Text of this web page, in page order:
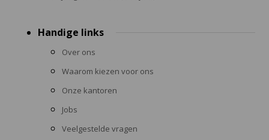
Handige links
Over ons
Waarom kiezen voor ons
Onze kantoren
Jobs
Veelgestelde vragen